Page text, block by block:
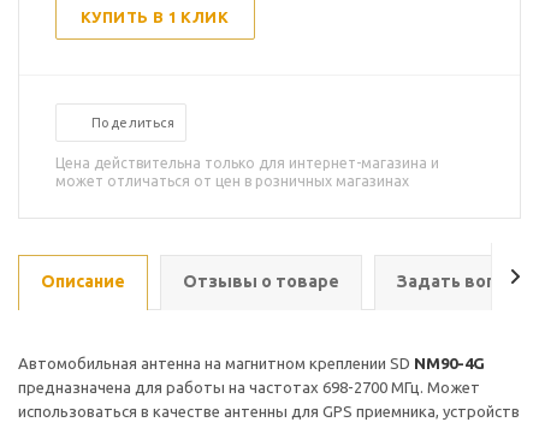
КУПИТЬ В 1 КЛИК
Поделиться
Цена действительна только для интернет-магазина и
может отличаться от цен в розничных магазинах
Описание Отзывы о товаре Задать вопрос
Автомобильная антенна на магнитном креплении SD NM90-4G
предназначена для работы на частотах 698-2700 МГц. Может
использоваться в качестве антенны для GPS приемника, устройств